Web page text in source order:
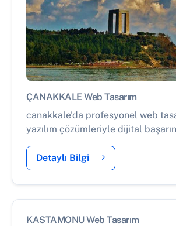
ÇANAKKALE Web Tasarım
canakkale'da profesyonel web
yazılım çözümleriyle dijital
Detaylı Bilgi
KASTAMONU Web Tasarım